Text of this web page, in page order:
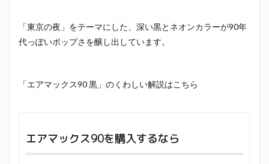
「東京の夜」をテーマにした、深い黒とネオンカラーが90年
代っぽいポップさを醸し出しています。
「エアマックス90 黒」のくわしい解説はこちら
エアマックス90を購入するなら